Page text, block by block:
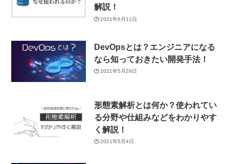
解説！
2021年6月11日
DevOpsとは？エンジニアになる
なら知っておきたい開発手法！
2021年5月29日
形態素解析とは何か？使われてい
る分野や仕組みなどをわかりやす
く解説！
2021年5月4日